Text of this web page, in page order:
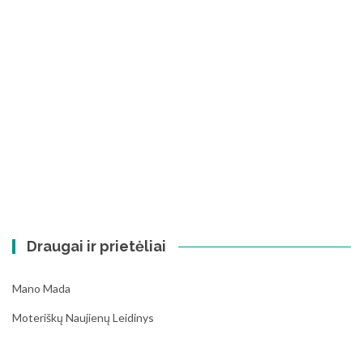
Draugai ir prietėliai
Mano Mada
Moteriškų Naujienų Leidinys